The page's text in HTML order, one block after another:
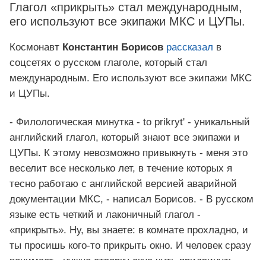
Глагол «прикрыть» стал международным,
его используют все экипажи МКС и ЦУПы.
Космонавт Константин Борисов рассказал в
соцсетях о русском глаголе, который стал
международным. Его используют все экипажи МКС
и ЦУПы.
- Филологическая минутка - to prikryt' - уникальный
английский глагол, который знают все экипажи и
ЦУПы. К этому невозможно привыкнуть - меня это
веселит все несколько лет, в течение которых я
тесно работаю с английской версией аварийной
документации МКС, - написал Борисов. - В русском
языке есть четкий и лаконичный глагол -
«прикрыть». Ну, вы знаете: в комнате прохладно, и
ты просишь кого-то прикрыть окно. И человек сразу